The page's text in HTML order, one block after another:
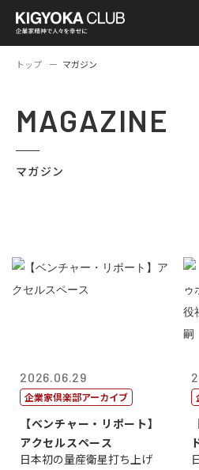
トップ マガジン
MAGAZINE
マガジン
2026.06.29
企業家倶楽部アーカイブ
【ベンチャー・リポート】
アクセルスペース
日本初の量産衛星打ち上げ